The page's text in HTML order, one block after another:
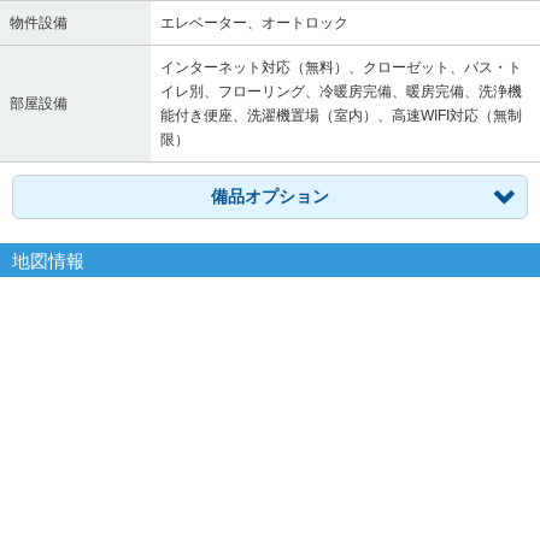
物件設備 エレベーター、オートロック
部屋設備
インターネット対応（無料）、クローゼット、バス・ト
イレ別、フローリング、冷暖房完備、暖房完備、洗浄機
能付き便座、洗濯機置場（室内）、高速WIFI対応（無制
限）
備品オプション
地図情報